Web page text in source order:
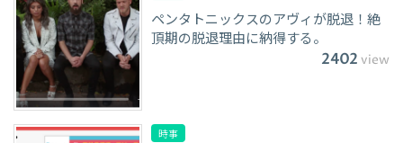
ペンタトニックスのアヴィが脱退！絶
頂期の脱退理由に納得する。
2402 view
時事